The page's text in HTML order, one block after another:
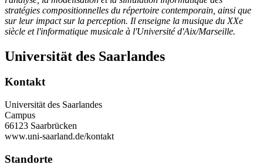
stratégies compositionnelles du répertoire contemporain, ainsi que
sur leur impact sur la perception. Il enseigne la musique du XXe
siècle et l'informatique musicale à l'Université d'Aix/Marseille.
Universität des Saarlandes
Kontakt
Universität des Saarlandes
Campus
66123 Saarbrücken
www.uni-saarland.de/kontakt
Standorte